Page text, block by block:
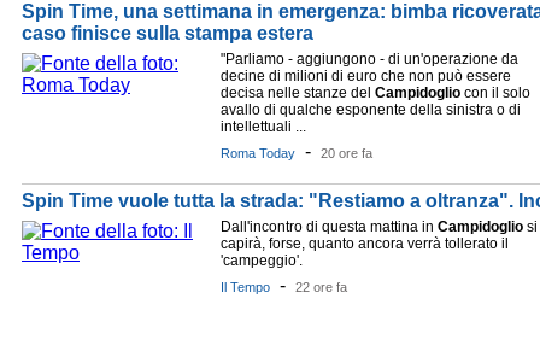
Spin Time, una settimana in emergenza: bimba
caso finisce sulla stampa estera
"Parliamo - aggiungono - di un'operazione da
decine di milioni di euro che non può essere
decisa nelle stanze del Campidoglio con il solo
avallo di qualche esponente della sinistra o di
intellettuali ...
Roma Today - 20 ore fa
Spin Time vuole tutta la strada: "Restiamo a oltranza".
Dall'incontro di questa mattina in Campidoglio si
capirà, forse, quanto ancora verrà tollerato il
'campeggio'.
Il Tempo - 22 ore fa